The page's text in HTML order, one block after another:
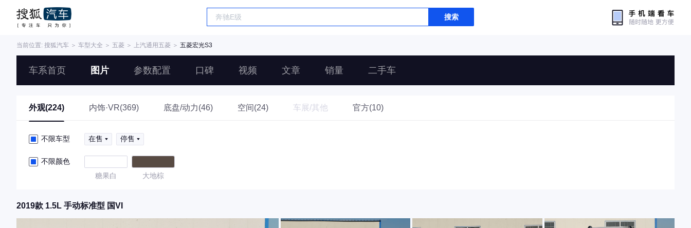
搜索
当前位置: 搜狐汽车 ＞ 车型大全 ＞ 五菱 ＞ 上汽通用五菱 ＞ 五菱宏光S3
车系首页 图片 参数配置 口碑 视频 文章 销量 二手车
外观(224) 内饰·VR(369) 底盘/动力(46) 空间(24) 车展/其他 官方(10)
不限车型 在售 停售
不限颜色
糖果白
大地棕
2019款 1.5L 手动标准型 国VI